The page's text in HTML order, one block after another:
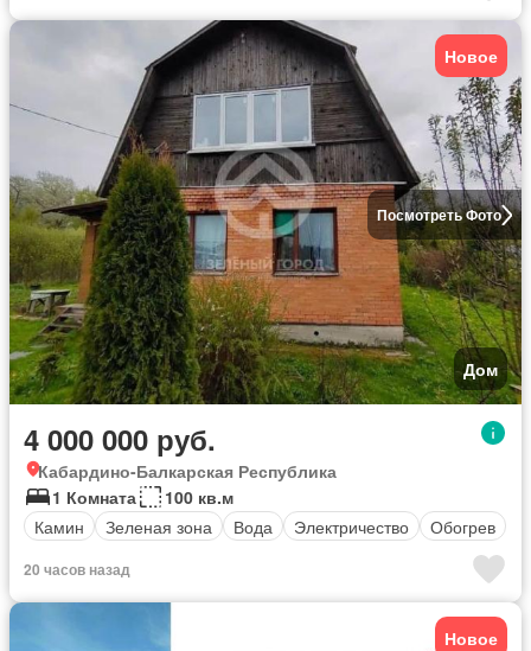
Посмотреть Фото
Новое
Дом
4 000 000 руб.
Кабардино-Балкарская Республика
1 Комната
100 кв.м
Камин
Зеленая зона Вода Электричество Обогрев
20 часов назад
Новое